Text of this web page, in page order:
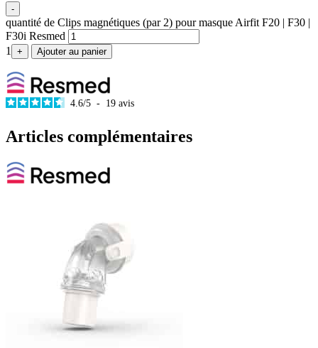
-
quantité de Clips magnétiques (par 2) pour masque Airfit F20 | F30 |
F30i Resmed
1
+ Ajouter au panier
4.6/5 - 19 avis
Articles complémentaires